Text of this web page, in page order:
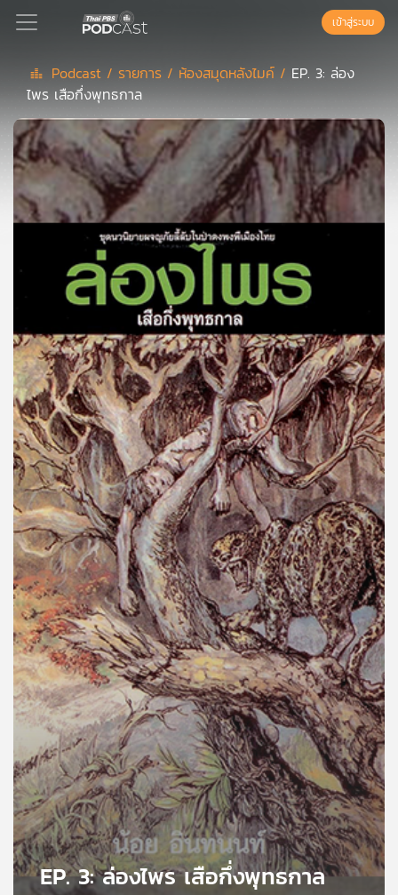
Podcast
เพล
ย์
ลิ
สต์
ลิ
สต์
ของ
คุณ
เพลง
บทความ
ข่าว
และ
กิจกรรม
เกี่ยว
เรา
เครือ
ข่าย
วิทยุ
ไทย
เข้าสู่ระบบ
Podcast / รายการ / ห้องสมุดหลังไมค์ / EP. 3: ล่อง
ไพร เสือกึ่งพุทธกาล
EP. 3: ล่องไพร เสือกึ่งพุทธกาล